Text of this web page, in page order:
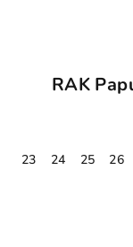
RAK
23 24 25 26